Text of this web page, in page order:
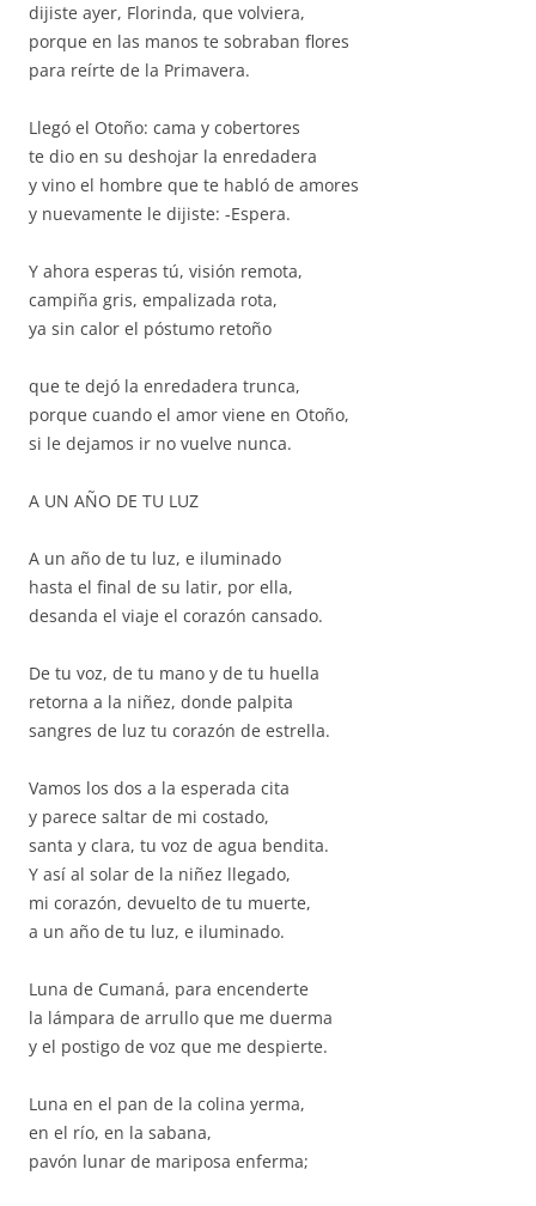
dijiste ayer, Florinda, que volviera,
porque en las manos te sobraban flores
para reírte de la Primavera.
Llegó el Otoño: cama y cobertores
te dio en su deshojar la enredadera
y vino el hombre que te habló de amores
y nuevamente le dijiste: -Espera.
Y ahora esperas tú, visión remota,
campiña gris, empalizada rota,
ya sin calor el póstumo retoño
que te dejó la enredadera trunca,
porque cuando el amor viene en Otoño,
si le dejamos ir no vuelve nunca.
A UN AÑO DE TU LUZ
A un año de tu luz, e iluminado
hasta el final de su latir, por ella,
desanda el viaje el corazón cansado.
De tu voz, de tu mano y de tu huella
retorna a la niñez, donde palpita
sangres de luz tu corazón de estrella.
Vamos los dos a la esperada cita
y parece saltar de mi costado,
santa y clara, tu voz de agua bendita.
Y así al solar de la niñez llegado,
mi corazón, devuelto de tu muerte,
a un año de tu luz, e iluminado.
Luna de Cumaná, para encenderte
la lámpara de arrullo que me duerma
y el postigo de voz que me despierte.
Luna en el pan de la colina yerma,
en el río, en la sabana,
pavón lunar de mariposa enferma;